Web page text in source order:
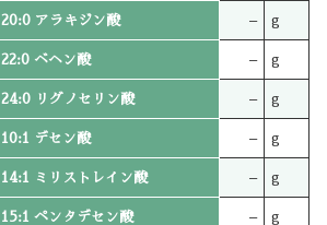
20:0 アラキジン酸 – g
22:0 ベヘン酸 – g
24:0 リグノセリン酸 – g
10:1 デセン酸 – g
14:1 ミリストレイン酸 – g
15:1 ペンタデセン酸 – g